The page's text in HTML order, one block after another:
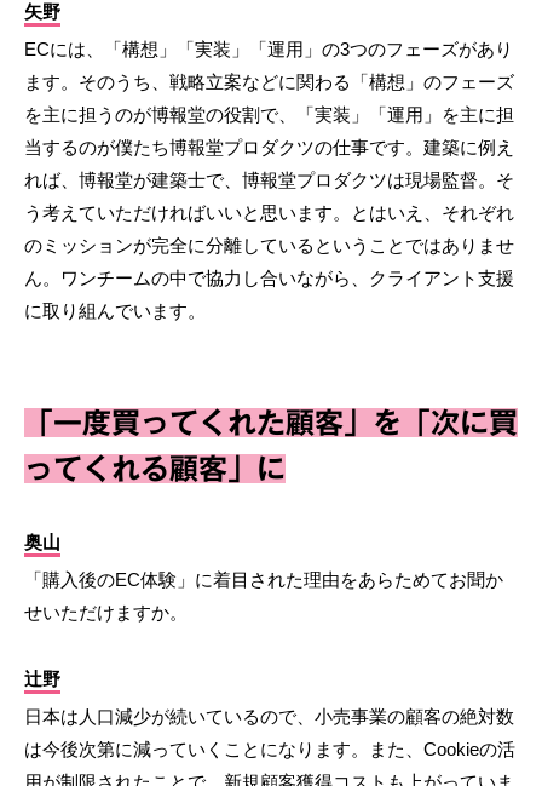
矢野
ECには、「構想」「実装」「運用」の3つのフェーズがあり
ます。そのうち、戦略立案などに関わる「構想」のフェーズ
を主に担うのが博報堂の役割で、「実装」「運用」を主に担
当するのが僕たち博報堂プロダクツの仕事です。建築に例え
れば、博報堂が建築士で、博報堂プロダクツは現場監督。そ
う考えていただければいいと思います。とはいえ、それぞれ
のミッションが完全に分離しているということではありませ
ん。ワンチームの中で協力し合いながら、クライアント支援
に取り組んでいます。
「一度買ってくれた顧客」を「次に買
ってくれる顧客」に
奥山
「購入後のEC体験」に着目された理由をあらためてお聞か
せいただけますか。
辻野
日本は人口減少が続いているので、小売事業の顧客の絶対数
は今後次第に減っていくことになります。また、Cookieの活